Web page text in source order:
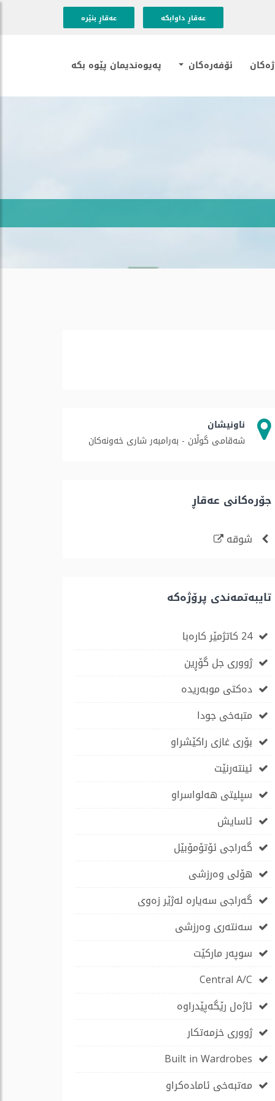
عه‌قاڕ داوابكه عه‌قاڕ بنێره
ئۆفەرەکان په‌یوه‌ندیمان پێوه‌ بکه
ناونیشان
شەقامی گوڵان - بەرامبەر شاری خەونەکان
جۆره‌كانی عه‌قاڕ
شوقە
تایبەتمەندی پرۆژەكە
24 کاتژمێر کارەبا
ژووری جل گۆڕین
دەکتی موبەریدە
متبەخی جودا
بۆری غازی راكێشراو
ئینتەرنێت
سپلیتی هەلواسراو
ئاسایش
گەراجی ئۆتۆمۆبێل
هۆلی وەرزشی
گەراجی سەیارە لەژێر زەوی
سەنتەری وەرزشی
سوپەر مارکێت
ئاژەل رێگەپێدراوە
ژووری خزمەتکار
مەتبەخی ئامادەکراو